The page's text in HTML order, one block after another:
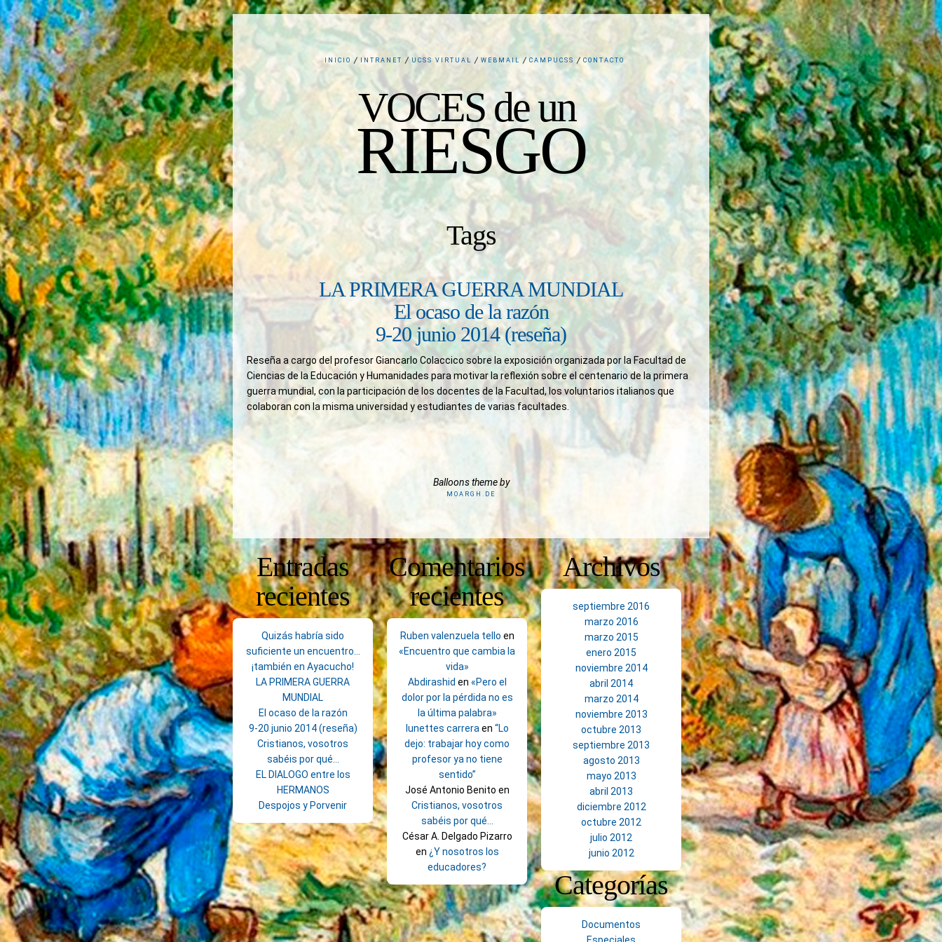
INICIO INTRANET UCSS VIRTUAL WEBMAIL CAMPUCSS CONTACTO
VOCES de un
RIESGO
Tags
LA PRIMERA GUERRA MUNDIAL
El ocaso de la razón
9-20 junio 2014 (reseña)
Reseña a cargo del profesor Giancarlo Colaccico sobre la exposición organizada por la Facultad de
Ciencias de la Educación y Humanidades para motivar la reflexión sobre el centenario de la primera
guerra mundial, con la participación de los docentes de la Facultad, los voluntarios italianos que
colaboran con la misma universidad y estudiantes de varias facultades.
Balloons theme by
MOARGH.DE
Entradas
recientes
Quizás habría sido
suficiente un encuentro…
¡también en Ayacucho!
LA PRIMERA GUERRA
MUNDIAL
El ocaso de la razón
9-20 junio 2014 (reseña)
Cristianos, vosotros
sabéis por qué…
EL DIALOGO entre los
HERMANOS
Despojos y Porvenir
Comentarios
recientes
Ruben valenzuela tello en
«Encuentro que cambia la
vida»
Abdirashid en «Pero el
dolor por la pérdida no es
la última palabra»
lunettes carrera en “Lo
dejo: trabajar hoy como
profesor ya no tiene
sentido”
José Antonio Benito en
Cristianos, vosotros
sabéis por qué…
César A. Delgado Pizarro
en ¿Y nosotros los
educadores?
Archivos
septiembre 2016
marzo 2016
marzo 2015
enero 2015
noviembre 2014
abril 2014
marzo 2014
noviembre 2013
octubre 2013
septiembre 2013
agosto 2013
mayo 2013
abril 2013
diciembre 2012
octubre 2012
julio 2012
junio 2012
Categorías
Documentos